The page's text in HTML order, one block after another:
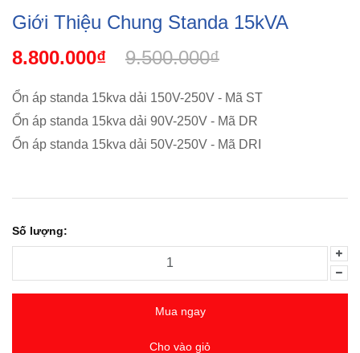
Giới Thiệu Chung Standa 15kVA
8.800.000₫
9.500.000₫
Ổn áp standa 15kva dải 150V-250V - Mã ST
Ổn áp standa 15kva dải 90V-250V - Mã DR
Ổn áp standa 15kva dải 50V-250V - Mã DRI
Số lượng:
Mua ngay
Cho vào giỏ